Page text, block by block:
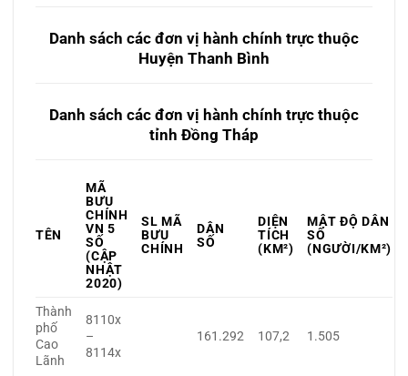
Danh sách các đơn vị hành chính trực thuộc
Huyện Thanh Bình
Danh sách các đơn vị hành chính trực thuộc
tỉnh Đồng Tháp
TÊN
MÃ
BƯU
CHÍNH
VN 5
SỐ
(CẬP
NHẬT
2020)
SL MÃ
BƯU
CHÍNH
DÂN
SỐ
DIỆN
TÍCH
(KM²)
MẬT ĐỘ DÂN
SỐ
(NGƯỜI/KM²)
Thành
phố
Cao
Lãnh
8110x
–
8114x
161.292 107,2 1.505